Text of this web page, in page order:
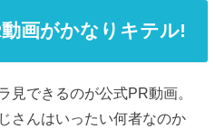
画がかなりキテル!
見できるのが公式PR動画。
さんはいったい何者なのか